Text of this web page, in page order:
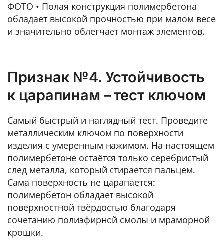
ФОТО • Полая конструкция полимербетона
обладает высокой прочностью при малом весе
и значительно облегчает монтаж элементов.
Признак №4. Устойчивость
к царапинам – тест ключом
Самый быстрый и наглядный тест. Проведите
металлическим ключом по поверхности
изделия с умеренным нажимом. На настоящем
полимербетоне остаётся только серебристый
след металла, который стирается пальцем.
Сама поверхность не царапается:
полимербетон обладает высокой
поверхностной твёрдостью благодаря
сочетанию полиэфирной смолы и мраморной
крошки.